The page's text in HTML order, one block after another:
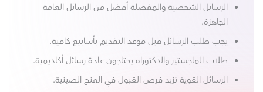
الرسائل الشخصية والمفصلة أفضل من الرسائل العامة
الجاهزة.
يجب طلب الرسائل قبل موعد التقديم بأسابيع كافية.
طلاب الماجستير والدكتوراه يحتاجون عادة رسائل أكاديمية.
الرسائل القوية تزيد فرص القبول في المنح الصينية.